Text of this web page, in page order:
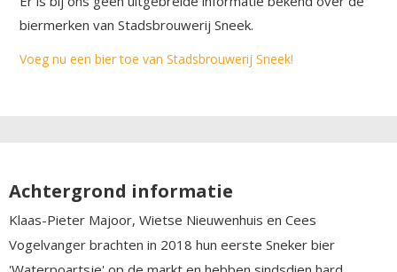
biermerken van Stadsbrouwerij Sneek.
Voeg nu een bier toe van Stadsbrouwerij Sneek!
Achtergrond informatie
Klaas-Pieter Majoor, Wietse Nieuwenhuis en Cees
Vogelvanger brachten in 2018 hun eerste Sneker bier